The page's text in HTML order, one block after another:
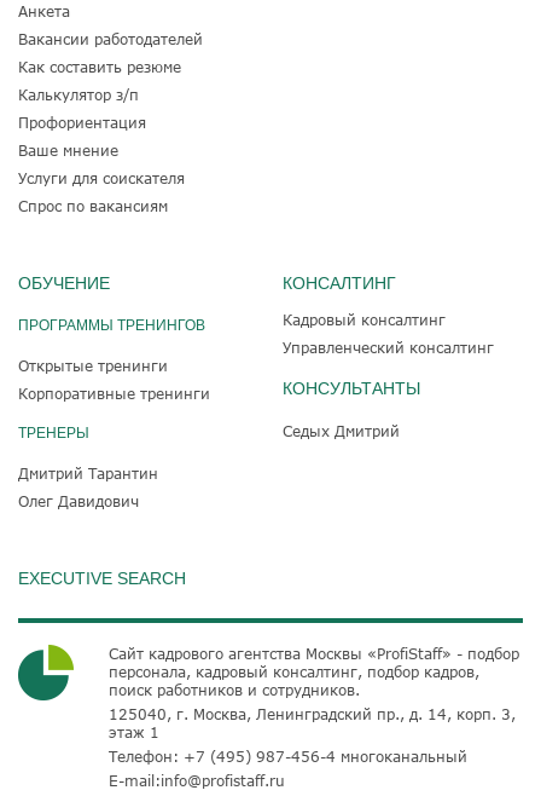
Анкета
Вакансии работодателей
Как составить резюме
Калькулятор з/п
Профориентация
Ваше мнение
Услуги для соискателя
Спрос по вакансиям
ОБУЧЕНИЕ
ПРОГРАММЫ ТРЕНИНГОВ
Открытые тренинги
Корпоративные тренинги
ТРЕНЕРЫ
Дмитрий Тарантин
Олег Давидович
КОНСАЛТИНГ
Кадровый консалтинг
Управленческий консалтинг
КОНСУЛЬТАНТЫ
Седых Дмитрий
EXECUTIVE SEARCH
Сайт кадрового агентства Москвы «ProfiStaff» - подбор
персонала, кадровый консалтинг, подбор кадров,
поиск работников и сотрудников.
125040, г. Москва, Ленинградский пр., д. 14, корп. 3,
этаж 1
Телефон: +7 (495) 987-456-4 многоканальный
E-mail:info@profistaff.ru